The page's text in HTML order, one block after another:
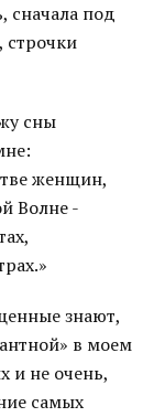
сначала под
строчки
сны
женщин,
Волне -
знают,
в моем
и не очень,
самых